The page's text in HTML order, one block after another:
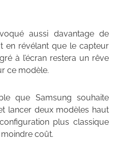
aussi davantage de
en révélant que le capteur
à l’écran restera un rêve
ce modèle.
que Samsung souhaite
lancer deux modèles haut
plus classique
coût.